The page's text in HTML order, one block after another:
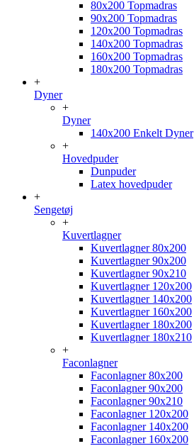
80x200 Topmadras
90x200 Topmadras
120x200 Topmadras
140x200 Topmadras
160x200 Topmadras
180x200 Topmadras
+
Dyner
+
Dyner
140x200 Enkelt Dyner
+
Hovedpuder
Dunpuder
Latex hovedpuder
+
Sengetøj
+
Kuvertlagner
Kuvertlagner 80x200
Kuvertlagner 90x200
Kuvertlagner 90x210
Kuvertlagner 120x200
Kuvertlagner 140x200
Kuvertlagner 160x200
Kuvertlagner 180x200
Kuvertlagner 180x210
+
Faconlagner
Faconlagner 80x200
Faconlagner 90x200
Faconlagner 90x210
Faconlagner 120x200
Faconlagner 140x200
Faconlagner 160x200